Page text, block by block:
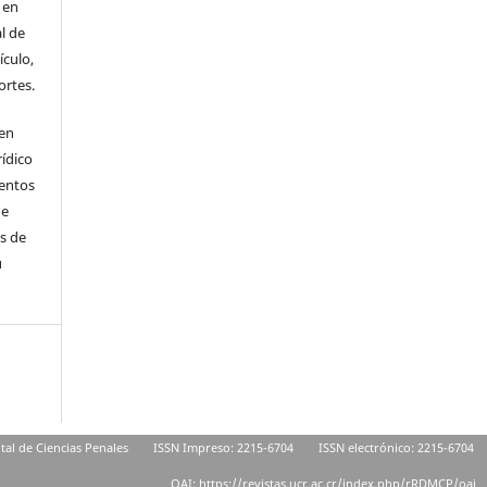
de
de
de Ciencias Penales ISSN Impreso: 2215-6704 ISSN electrónico: 2215-6704
OAI: https://revistas.ucr.ac.cr/index.php/rRDMCP/oai